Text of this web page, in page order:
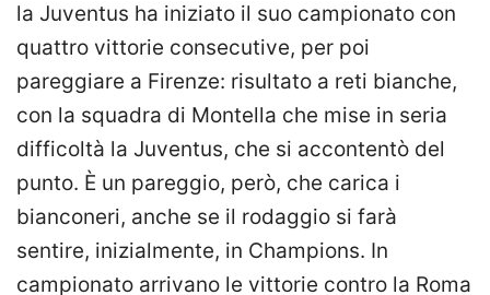
la Juventus ha iniziato il suo campionato con
quattro vittorie consecutive, per poi
pareggiare a Firenze: risultato a reti bianche,
con la squadra di Montella che mise in seria
difficoltà la Juventus, che si accontentò del
punto. È un pareggio, però, che carica i
bianconeri, anche se il rodaggio si farà
sentire, inizialmente, in Champions. In
campionato arrivano le vittorie contro la Roma